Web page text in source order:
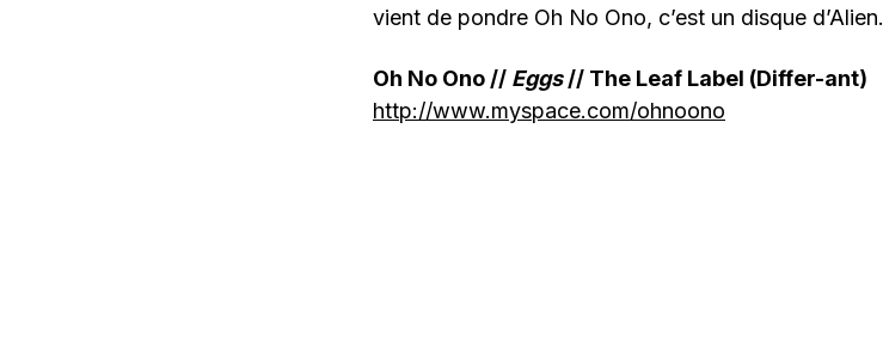
vient de pondre Oh No Ono, c’est un disque d’Alien.
Oh No Ono // Eggs// The Leaf Label (Differ-ant)
http://www.myspace.com/ohnoono